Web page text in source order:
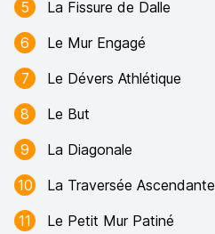
5
La Fissure de Dalle
6
Le Mur Engagé
7
Le Dévers Athlétique
8
Le But
9
La Diagonale
10
La Traversée Ascendante
11
Le Petit Mur Patiné